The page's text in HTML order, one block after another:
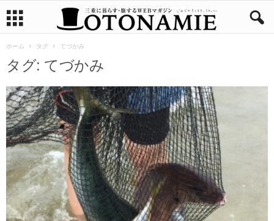
ホーム タグ てづかみ
タグ: てづかみ